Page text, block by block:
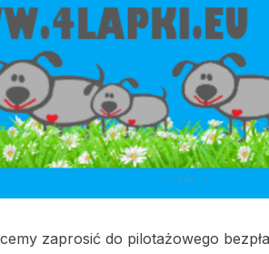
zaprosić do pilotażowego